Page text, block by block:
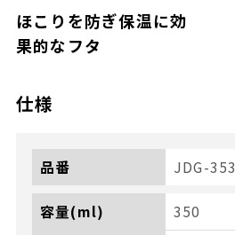
ほこりを防ぎ保温に効
果的なフタ
仕様
品番 JDG-
容量(ml)
350